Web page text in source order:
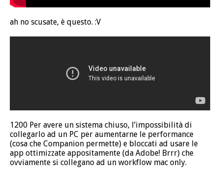
ah no scusate, è questo. :V
1200 Per avere un sistema chiuso, l’impossibilità di
collegarlo ad un PC per aumentarne le performance
(cosa che Companion permette) e bloccati ad usare le
app ottimizzate appositamente (da Adobe! Brrr) che
ovviamente si collegano ad un workflow mac only.